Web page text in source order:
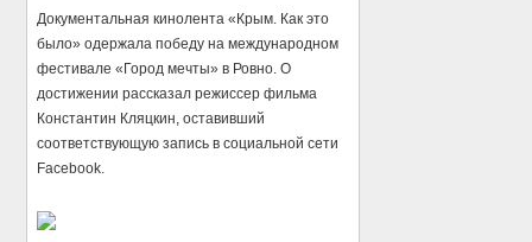
Документальная кинолента «Крым. Как это
было» одержала победу на международном
фестивале «Город мечты» в Ровно. О
достижении рассказал режиссер фильма
Константин Кляцкин, оставивший
соответствующую запись в социальной сети
Facebook.